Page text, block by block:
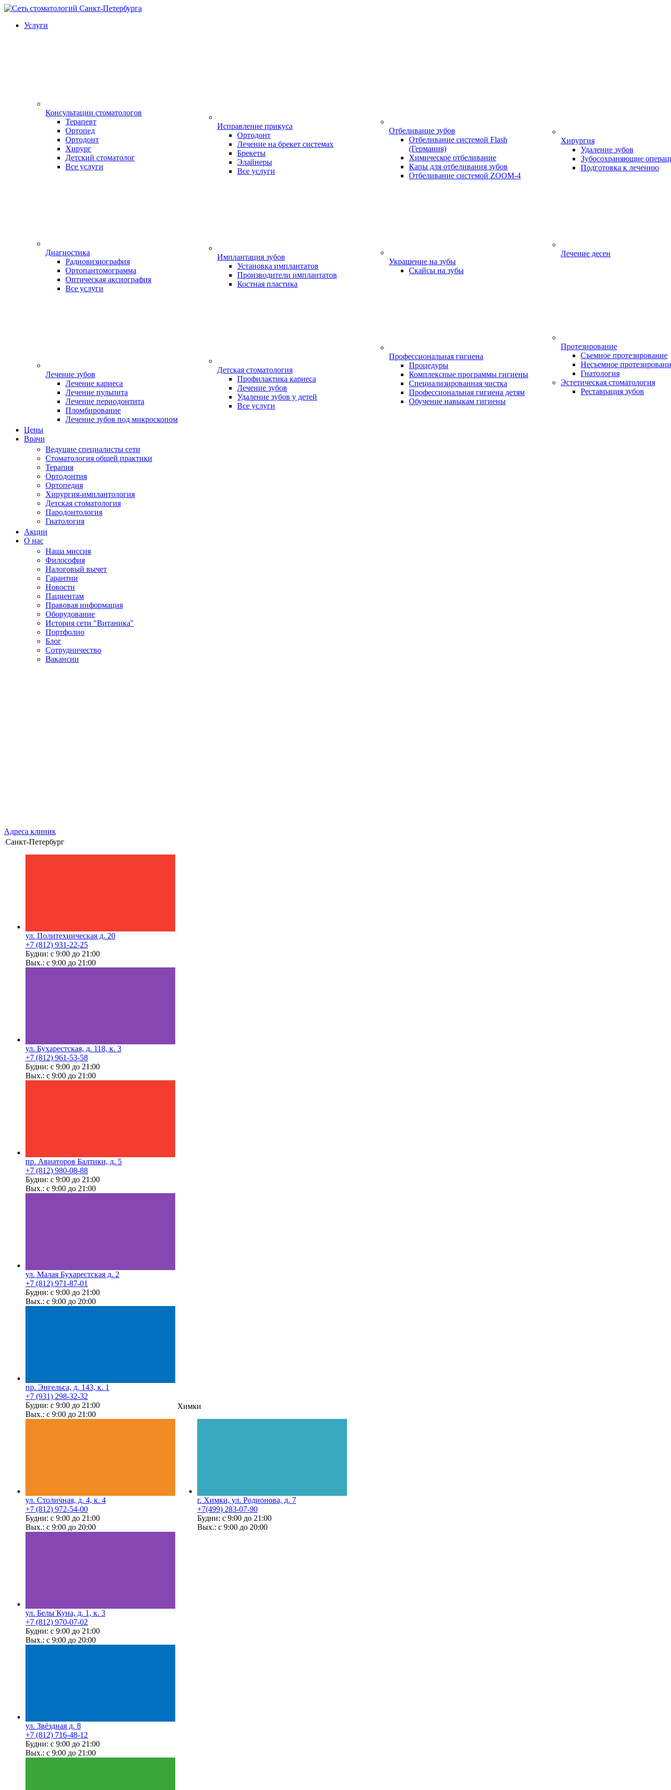
Услуги
Консультации стоматологов
Терапевт
Ортопед
Ортодонт
Хирург
Детский стоматолог
Все услуги
Диагностика
Радиовизиография
Ортопантомограмма
Оптическая аксиография
Все услуги
Лечение зубов
Лечение кариеса
Лечение пульпита
Лечение периодонтита
Пломбирование
Лечение зубов под микроскопом
Исправление прикуса
Ортодонт
Лечение на брекет системах
Брекеты
Элайнеры
Все услуги
Имплантация зубов
Установка имплантатов
Производители имплантатов
Костная пластика
Детская стоматология
Профилактика кариеса
Лечение зубов
Удаление зубов у детей
Все услуги
Отбеливание зубов
Отбеливание системой Flash
(Германия)
Химическое отбеливание
Капы для отбеливания зубов
Отбеливание системой ZOOM-4
Украшение на зубы
Скайсы на зубы
Профессиональная гигиена
Процедуры
Комплексные программы гигиены
Специализированная чистка
Профессиональная гигиена детям
Обучение навыкам гигиены
Хирургия
Удаление зубов
Зубосохраняющие
Подготовка к лечению
Лечение десен
Протезирование
Съемное протезирование
Несъемное
Гнатология
Эстетическая стоматология
Реставрация зубов
Цены
Врачи
Ведущие специалисты сети
Стоматология общей практики
Терапия
Ортодонтия
Ортопедия
Хирургия-имплантология
Детская стоматология
Пародонтология
Гнатология
Акции
О нас
Наша миссия
Философия
Налоговый вычет
Гарантии
Новости
Пациентам
Правовая информация
Оборудование
История сети "Витаника"
Портфолио
Блог
Сотрудничество
Вакансии
Адреса клиник
Санкт-Петербург
ул. Политехническая д. 20
+7 (812) 931-22-25
Будни: с 9:00 до 21:00
Вых.: с 9:00 до 21:00
ул. Бухарестская, д. 118, к. 3
+7 (812) 961-53-58
Будни: с 9:00 до 21:00
Вых.: с 9:00 до 21:00
пр. Авиаторов Балтики, д. 5
+7 (812) 980-08-88
Будни: с 9:00 до 21:00
Вых.: с 9:00 до 21:00
ул. Малая Бухарестская д. 2
+7 (812) 971-87-01
Будни: с 9:00 до 21:00
Вых.: с 9:00 до 20:00
пр. Энгельса, д. 143, к. 1
+7 (931) 298-32-32
Будни: с 9:00 до 21:00
Вых.: с 9:00 до 21:00
ул. Столичная, д. 4, к. 4
+7 (812) 972-54-00
Будни: с 9:00 до 21:00
Вых.: с 9:00 до 20:00
ул. Белы Куна, д. 1, к. 3
+7 (812) 970-07-02
Будни: с 9:00 до 21:00
Вых.: с 9:00 до 20:00
ул. Звёздная д. 8
+7 (812) 716-48-12
Будни: с 9:00 до 21:00
Вых.: с 9:00 до 21:00
Химки
г. Химки, ул. Родионова, д. 7
+7(499) 283-07-90
Будни: с 9:00 до 21:00
Вых.: с 9:00 до 20:00